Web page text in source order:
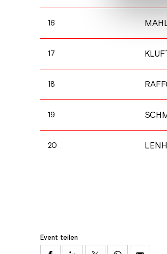
16
17
18
19
20
Event teilen